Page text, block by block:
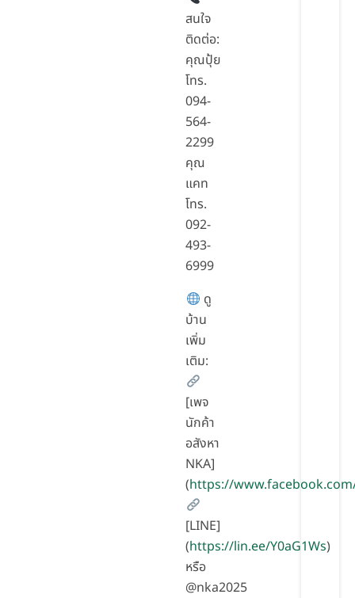
สนใจ
ติดต่อ:
คุณปุ้ย
โทร.
094-
564-
2299
คุณ
แคท
โทร.
092-
493-
6999
ดู
บ้าน
เพิ่ม
เติม:
[เพจ
นักค้า
อสังหา
NKA]
(https://
[LINE]
(https://lin.ee/Y0aG1Ws)
หรือ
@nka2025